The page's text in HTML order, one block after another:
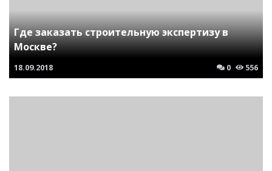
Где заказать строительную экспертизу в
Москве?
18.09.2018 0 556